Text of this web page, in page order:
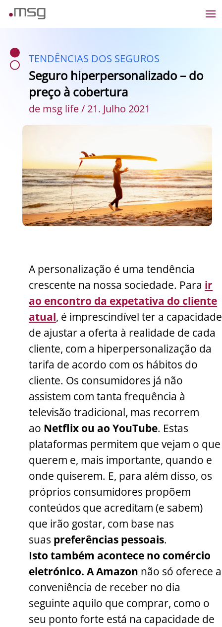
TENDÊNCIAS DOS SEGUROS
Seguro hiperpersonalizado – do
preço à cobertura
de msg life / 21. Julho 2021
A personalização é uma tendência
crescente na nossa sociedade. Para ir
ao encontro da expetativa do cliente
atual, é imprescindível ter a capacidade
de ajustar a oferta à realidade de cada
cliente, com a hiperpersonalização da
tarifa de acordo com os hábitos do
cliente. Os consumidores já não
assistem com tanta frequência à
televisão tradicional, mas recorrem
ao Netflix ou ao YouTube. Estas
plataformas permitem que vejam o que
querem e, mais importante, quando e
onde quiserem. E, para além disso, os
próprios consumidores propõem
conteúdos que acreditam (e sabem)
que irão gostar, com base nas
suas preferências pessoais.
Isto também acontece no comércio
eletrónico. A Amazon não só oferece a
conveniência de receber no dia
seguinte aquilo que comprar, como o
seu ponto forte está na capacidade de